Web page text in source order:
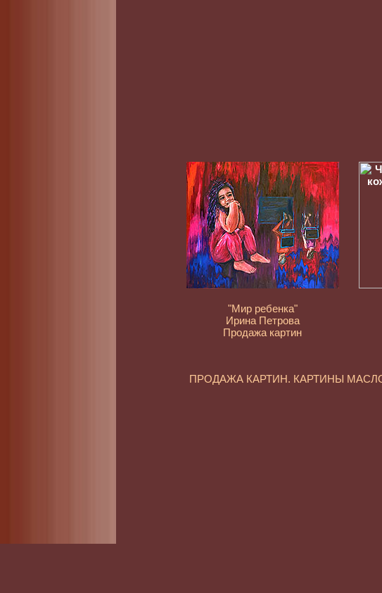
"Мир ребенка"
Ирина Петрова
Продажа картин
ПРОДАЖА КАРТИН. КАРТИНЫ